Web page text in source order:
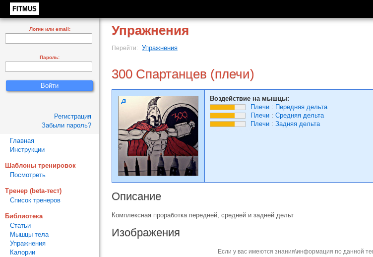
FITMUS
Упражнения
Перейти: Упражнения
300 Спартанцев (плечи)
Воздействие на мышцы:
Плечи : Передняя дельта
Плечи : Средняя дельта
Плечи : Задняя дельта
Описание
Комплексная проработка передней, средней и задней дельт
Изображения
Если у вас имеются знания\информация по данной
Логин или email:
Пароль:
Регистрация
Забыли пароль?
Главная
Инструкции
Шаблоны тренировок
Посмотреть
Тренер (beta-тест)
Список тренеров
Библиотека
Статьи
Мышцы тела
Упражнения
Калории